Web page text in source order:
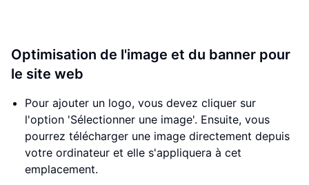
Optimisation de l'image et du banner pour
le site web
Pour ajouter un logo, vous devez cliquer sur
l'option 'Sélectionner une image'. Ensuite, vous
pourrez télécharger une image directement depuis
votre ordinateur et elle s'appliquera à cet
emplacement.